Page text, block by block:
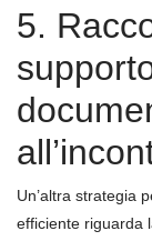
5.
Un’altra strategia
efficiente riguarda